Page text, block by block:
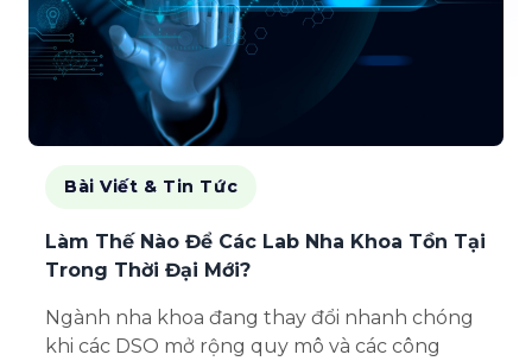
Bài Viết & Tin Tức
Làm Thế Nào Để Các Lab Nha Khoa Tồn Tại
Trong Thời Đại Mới?
Ngành nha khoa đang thay đổi nhanh chóng
khi các DSO mở rộng quy mô và các công